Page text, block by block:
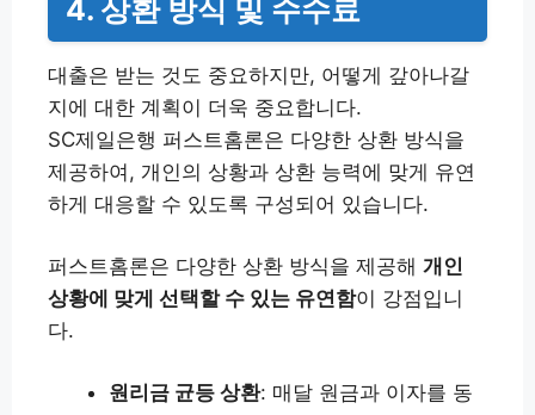
4. 상환 방식 및 수수료
대출은 받는 것도 중요하지만, 어떻게 갚아나갈
지에 대한 계획이 더욱 중요합니다.
SC제일은행 퍼스트홈론은 다양한 상환 방식을
제공하여, 개인의 상황과 상환 능력에 맞게 유연
하게 대응할 수 있도록 구성되어 있습니다.
퍼스트홈론은 다양한 상환 방식을 제공해 개인
상황에 맞게 선택할 수 있는 유연함이 강점입니
다.
원리금 균등 상환: 매달 원금과 이자를 동